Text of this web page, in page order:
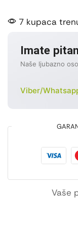
7 kupaca
Imate
Naše ljubazno
Viber/
Vaše